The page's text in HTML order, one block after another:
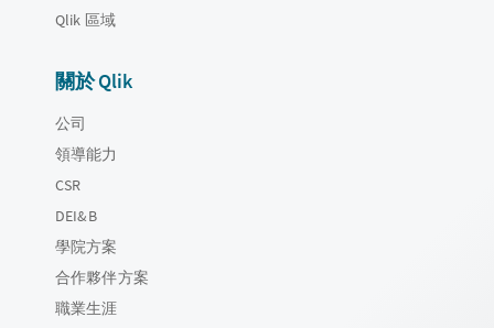
Qlik 區域
關於 Qlik
公司
領導能力
CSR
DEI&B
學院方案
合作夥伴方案
職業生涯